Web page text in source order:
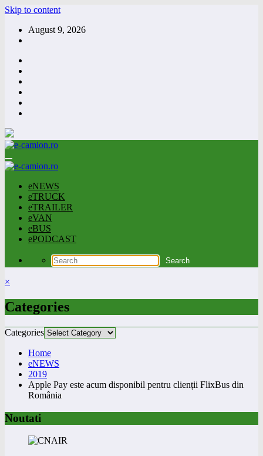
Skip to content
August 9, 2026
eNEWS
eTRUCK
eTRAILER
eVAN
eBUS
ePODCAST
×
Categories
Categories
Home
eNEWS
2019
Apple Pay este acum disponibil pentru clienții FlixBus din
România
Noutati